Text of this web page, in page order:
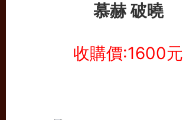
慕赫 破曉
收購價:1600元